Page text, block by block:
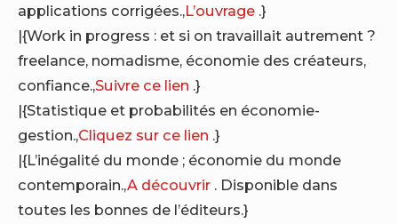
applications corrigées.,L’ouvrage .}
|{Work in progress : et si on travaillait autrement ?
freelance, nomadisme, économie des créateurs,
confiance.,Suivre ce lien .}
|{Statistique et probabilités en économie-
gestion.,Cliquez sur ce lien .}
|{L’inégalité du monde ; économie du monde
contemporain.,A découvrir . Disponible dans
toutes les bonnes de l’éditeurs.}